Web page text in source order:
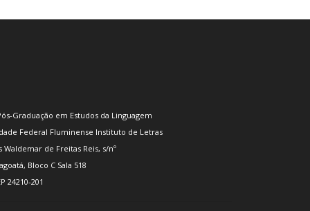
Graduação em Estudos da Linguagem
Federal Fluminense Instituto de Letras
Waldemar de Freitas Reis, s/nº
Bloco C Sala 518
24210-201